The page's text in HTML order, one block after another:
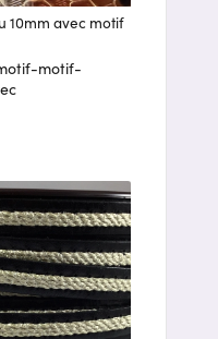
10mm avec motif
motif-